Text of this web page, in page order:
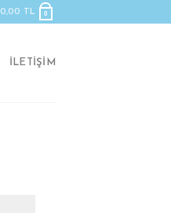
0,00 TL 0
İLETIŞIM